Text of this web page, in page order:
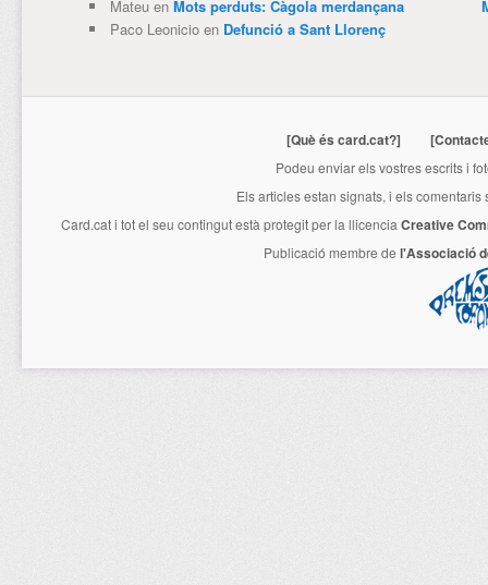
Mateuen Mots perduts: Càgola merdançana
Paco Leonicioen Defunció a Sant Llorenç
[Què és card.cat?]
Podeu enviar els vostres escrits i
Els articles estan signats, i els
Card.cati tot el seu contingut està protegit per la llicencia Creative
Publicació membre de l'Associació